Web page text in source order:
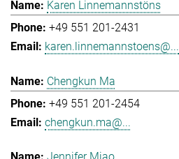
Karen Linnemannstöns
+49 551 201-2431
karen.linnemannstoens@...
Chengkun Ma
+49 551 201-2454
chengkun.ma@...